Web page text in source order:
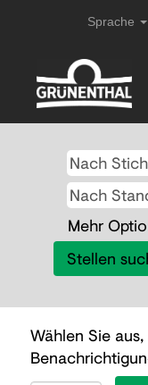
Sprache
Mehr
Wählen Sie